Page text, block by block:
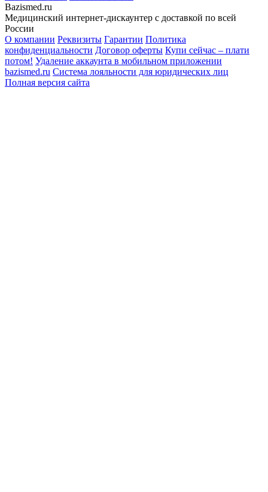
Bazismed.ru
Медицинский интернет-дискаунтер с доставкой по всей
России
О компании Реквизиты Гарантии Политика
конфиденциальности Договор оферты Купи сейчас – плати
потом! Удаление аккаунта в мобильном приложении
bazismed.ru Система лояльности для юридических лиц
Полная версия сайта